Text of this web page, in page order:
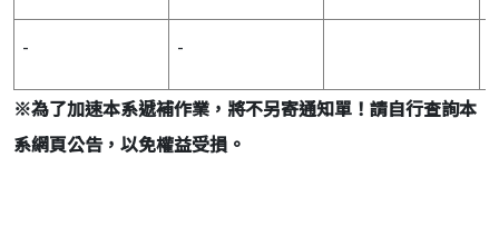
- -
※為了加速本系遞補作業，將不另寄通知單！請自行查詢本
系網頁公告，以免權益受損。